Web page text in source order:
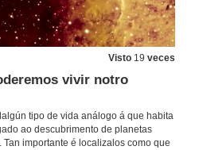
Visto 19 veces
vivir notro
tipo de vida análogo á que habita
ao descubrimento de planetas
importante é localizalos como que
Universo Sostible. Podemos prognosticar a erupción dun volcán?
de xuño de 2023
de xuño de 2023